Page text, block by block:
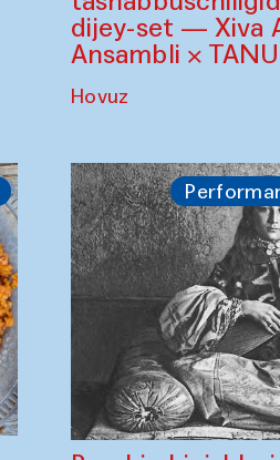
dijey-set — Xiva
Ansambli ×
Hovuz